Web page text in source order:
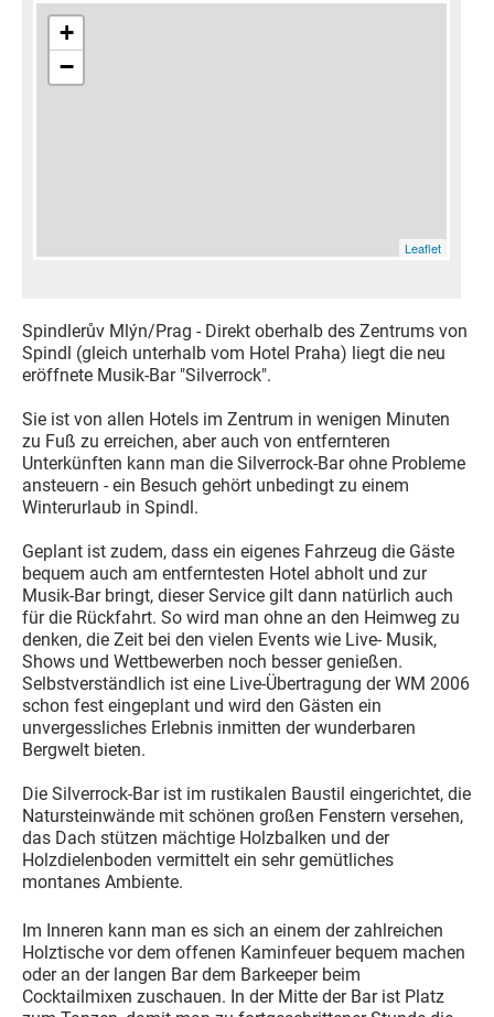
+
−
Leaflet
Spindlerův Mlýn/Prag - Direkt oberhalb des Zentrums von
Spindl (gleich unterhalb vom Hotel Praha) liegt die neu
eröffnete Musik-Bar "Silverrock".
Sie ist von allen Hotels im Zentrum in wenigen Minuten
zu Fuß zu erreichen, aber auch von entfernteren
Unterkünften kann man die Silverrock-Bar ohne Probleme
ansteuern - ein Besuch gehört unbedingt zu einem
Winterurlaub in Spindl.
Geplant ist zudem, dass ein eigenes Fahrzeug die Gäste
bequem auch am entferntesten Hotel abholt und zur
Musik-Bar bringt, dieser Service gilt dann natürlich auch
für die Rückfahrt. So wird man ohne an den Heimweg zu
denken, die Zeit bei den vielen Events wie Live- Musik,
Shows und Wettbewerben noch besser genießen.
Selbstverständlich ist eine Live-Übertragung der WM 2006
schon fest eingeplant und wird den Gästen ein
unvergessliches Erlebnis inmitten der wunderbaren
Bergwelt bieten.
Die Silverrock-Bar ist im rustikalen Baustil eingerichtet, die
Natursteinwände mit schönen großen Fenstern versehen,
das Dach stützen mächtige Holzbalken und der
Holzdielenboden vermittelt ein sehr gemütliches
montanes Ambiente.
Im Inneren kann man es sich an einem der zahlreichen
Holztische vor dem offenen Kaminfeuer bequem machen
oder an der langen Bar dem Barkeeper beim
Cocktailmixen zuschauen. In der Mitte der Bar ist Platz